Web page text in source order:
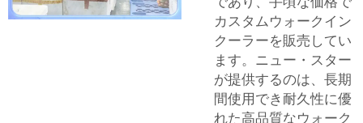
カスタムウォークイン
クーラーを販売してい
ます。ニュー・スター
が提供するのは、長期
間使用でき耐久性に優
れた高品質なウォーク